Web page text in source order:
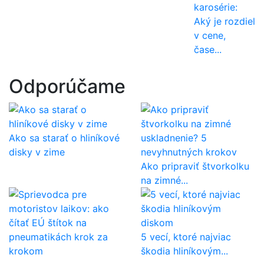
karosérie:
Aký je rozdiel
v cene,
čase...
Odporúčame
Ako sa starať o hliníkové
disky v zime
Ako pripraviť štvorkolku
na zimné...
5 vecí, ktoré najviac
škodia hliníkovým...